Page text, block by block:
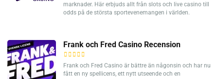
marknader. Här erbjuds allt från slots och live casino till
odds på de största sportevenemangen i världen.
Frank och Fred Casino Recension
Frank och Fred Casino är bättre än någonsin och har nu
fått en ny spellicens, ett nytt utseende och en